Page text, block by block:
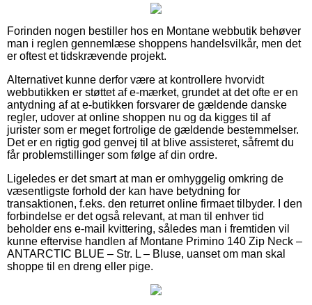
Forinden nogen bestiller hos en Montane webbutik behøver
man i reglen gennemlæse shoppens handelsvilkår, men det
er oftest et tidskrævende projekt.
Alternativet kunne derfor være at kontrollere hvorvidt
webbutikken er støttet af e-mærket, grundet at det ofte er en
antydning af at e-butikken forsvarer de gældende danske
regler, udover at online shoppen nu og da kigges til af
jurister som er meget fortrolige de gældende bestemmelser.
Det er en rigtig god genvej til at blive assisteret, såfremt du
får problemstillinger som følge af din ordre.
Ligeledes er det smart at man er omhyggelig omkring de
væsentligste forhold der kan have betydning for
transaktionen, f.eks. den returret online firmaet tilbyder. I den
forbindelse er det også relevant, at man til enhver tid
beholder ens e-mail kvittering, således man i fremtiden vil
kunne eftervise handlen af Montane Primino 140 Zip Neck –
ANTARCTIC BLUE – Str. L – Bluse, uanset om man skal
shoppe til en dreng eller pige.